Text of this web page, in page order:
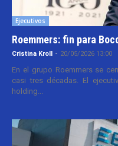
Ejecutivos
Roemmers: fin para
Cristina Kroll - 20/05/2026 13:00
En el grupo Roemmers se
casi tres décadas. El
holding...